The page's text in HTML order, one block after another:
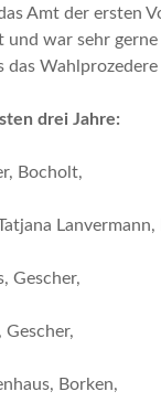
Amt der ersten
und war sehr
drei Jahre:
Bocholt,
Gescher,
Borken,